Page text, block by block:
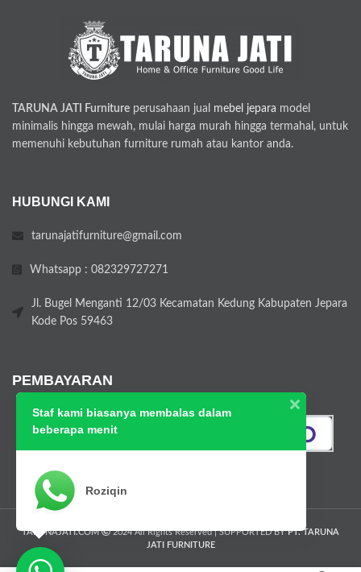
TARUNA JATI Furniture perusahaan jual mebel jepara model
minimalis hingga mewah, mulai harga murah hingga termahal, untuk
memenuhi kebutuhan furniture rumah atau kantor anda.
HUBUNGI KAMI
tarunajatifurniture@gmail.com
Whatsapp : 082329727271
Jl. Bugel Menganti 12/03 Kecamatan Kedung Kabupaten Jepara
Kode Pos 59463
PEMBAYARAN
TARUNAJATI.COM 2024 All Rights Reserved | SUPPORTED BYPT. TARUNA
JATI FURNITURE
Staf kami biasanya membalas dalam
beberapa menit
Roziqin